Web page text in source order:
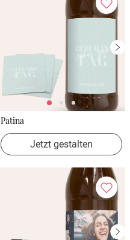
Patina
Jetzt gestalten